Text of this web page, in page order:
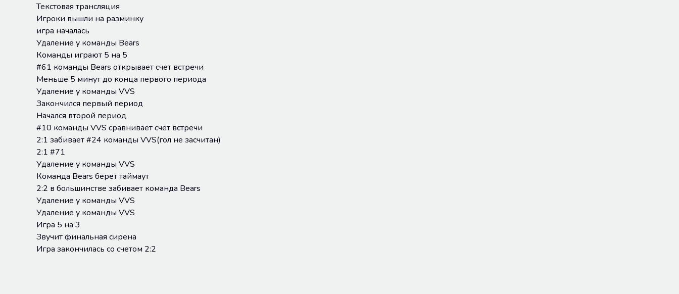
Текстовая трансляция
Игроки вышли на разминку
игра началась
Удаление у команды Bears
Команды играют 5 на 5
#61 команды Bears открывает счет встречи
Меньше 5 минут до конца первого периода
Удаление у команды VVS
Закончился первый период
Начался второй период
#10 команды VVS сравнивает счет встречи
2:1 забивает #24 команды VVS(гол не засчитан)
2:1 #71
Удаление у команды VVS
Команда Bears берет таймаут
2:2 в большинстве забивает команда Bears
Удаление у команды VVS
Удаление у команды VVS
Игра 5 на 3
Звучит финальная сирена
Игра закончилась со счетом 2:2